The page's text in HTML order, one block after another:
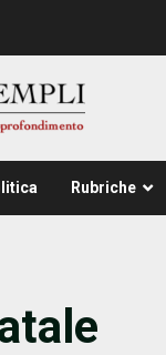
Rubriche